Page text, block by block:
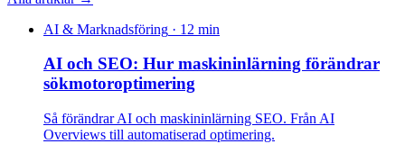
AI & Marknadsföring · 12 min
AI och SEO: Hur maskininlärning förändrar
sökmotoroptimering
Så förändrar AI och maskininlärning SEO. Från AI
Overviews till automatiserad optimering.